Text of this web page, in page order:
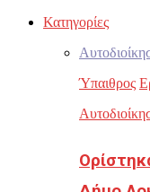
Κατηγορίες
Ύπαιθρος